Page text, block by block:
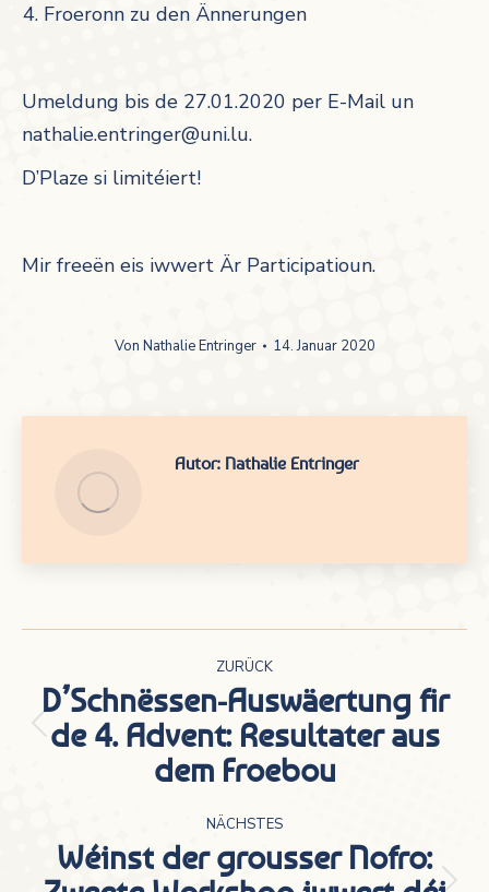
Froeronn zu den Ännerungen
Umeldung bis de 27.01.2020 per E-Mail un
nathalie.entringer@uni.lu.
D’Plaze si limitéiert!
Mir freeën eis iwwert Är Participatioun.
Von Nathalie Entringer 14. Januar 2020
Autor: Nathalie Entringer
Kommentarnavigation
ZURÜCK
Vorheriger
Beitrag:
D’Schnëssen-Auswäertung fir
de 4. Advent: Resultater aus
dem Froebou
NÄCHSTES
Wéinst der grousser Nofro: